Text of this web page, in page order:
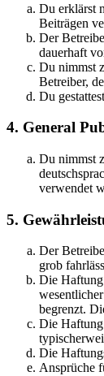
Du erklärst
Beiträgen
Der
dauerhaft
Du nimmst
Betreiber,
Du
4. General
Du nimmst
verwendet
5.
Der
grob
Die Haftung
begrenzt.
Die Haftung
Die
Ansprüche